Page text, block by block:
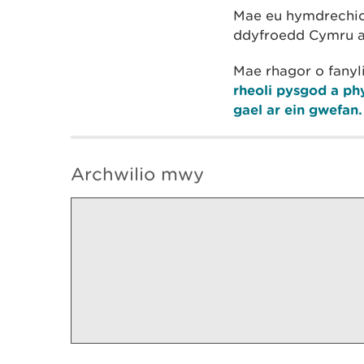
Mae eu
ddyfroedd Cymru
Mae rhagor o
rheoli pysgod a
gael ar ein gwefan.
Archwilio mwy